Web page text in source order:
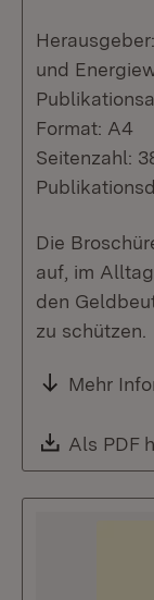
und
Format: A4
Seitenzahl:
Die
auf, im
den
zu schützen.
Mehr
Als PDF